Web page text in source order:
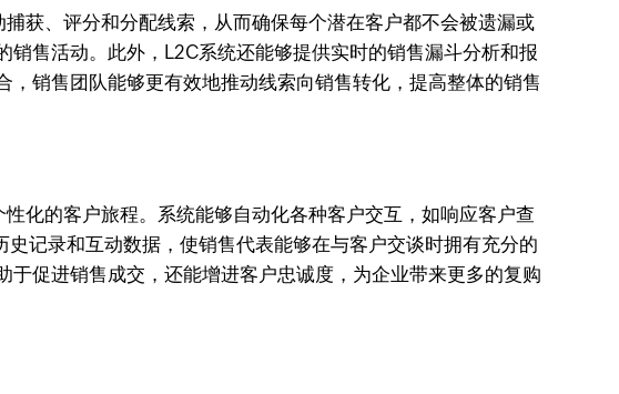
获、评分和分配线索，从而确保每个潜在客户都不会被遗漏或
售活动。此外，L2C系统还能够提供实时的销售漏斗分析和报
销售团队能够更有效地推动线索向销售转化，提高整体的销售
化的客户旅程。系统能够自动化各种客户交互，如响应客户查
记录和互动数据，使销售代表能够在与客户交谈时拥有充分的
促进销售成交，还能增进客户忠诚度，为企业带来更多的复购